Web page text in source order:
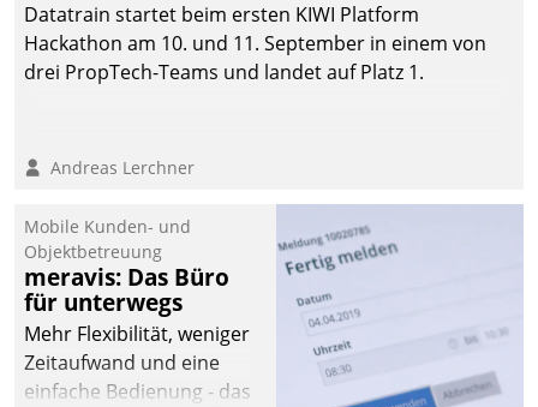
Datatrain startet beim ersten KIWI Platform
Hackathon am 10. und 11. September in einem von
drei PropTech-Teams und landet auf Platz 1.
Andreas Lerchner
Mobile Kunden- und
Objektbetreuung
meravis: Das Büro
für unterwegs
Mehr Flexibilität, weniger
Zeitaufwand und eine
einfache Bedienung - das